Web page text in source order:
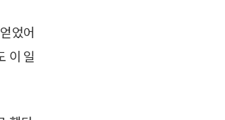
었어
이 일